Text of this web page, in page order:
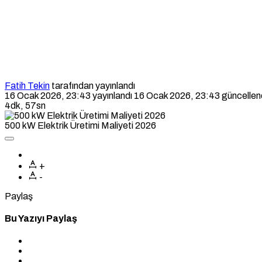
Fatih Tekin tarafından yayınlandı
16 Ocak 2026, 23:43 yayınlandı 16 Ocak 2026, 23:43
4dk, 57sn
500 kW Elektrik Üretimi Maliyeti 2026
+
-
Paylaş
Bu Yazıyı Paylaş